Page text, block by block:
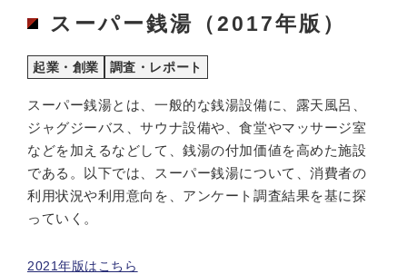
スーパー銭湯（2017年版）
起業・創業 調査・レポート
スーパー銭湯とは、一般的な銭湯設備に、露天風呂、
ジャグジーバス、サウナ設備や、食堂やマッサージ室
などを加えるなどして、銭湯の付加価値を高めた施設
である。以下では、スーパー銭湯について、消費者の
利用状況や利用意向を、アンケート調査結果を基に探
っていく。
2021年版はこちら